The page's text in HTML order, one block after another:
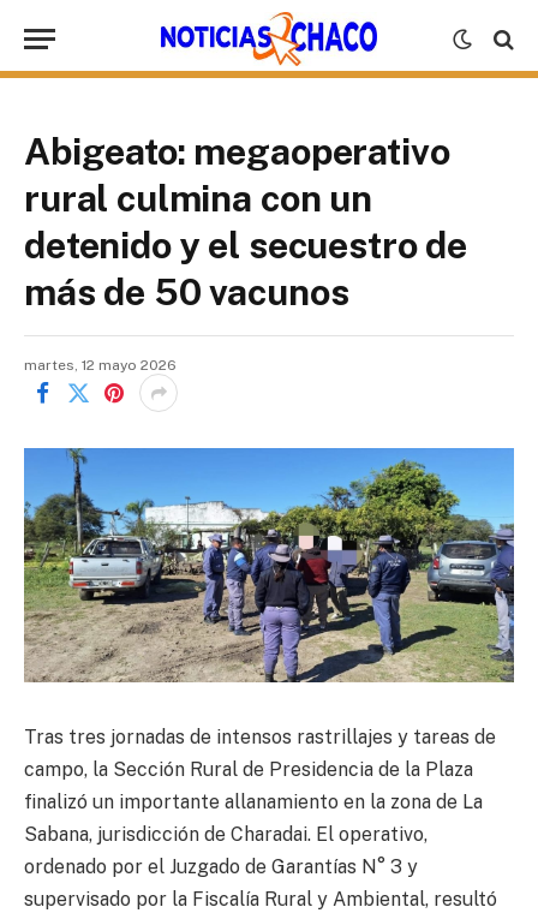
Abigeato: megaoperativo
rural culmina con un
detenido y el secuestro de
más de 50 vacunos
martes, 12 mayo 2026
Tras tres jornadas de intensos rastrillajes y tareas de
campo, la Sección Rural de Presidencia de la Plaza
finalizó un importante allanamiento en la zona de La
Sabana, jurisdicción de Charadai. El operativo,
ordenado por el Juzgado de Garantías N° 3 y
supervisado por la Fiscalía Rural y Ambiental, resultó